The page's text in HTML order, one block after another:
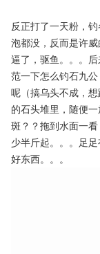
反正打了一天粉，
泡都没，反而是许
逼了，驱鱼。。。
范一下怎么钓石九
呢（搞乌头不成，
的石头堆里，随便
斑？？拖到水面一
少半斤起。。。足
好东西。。。